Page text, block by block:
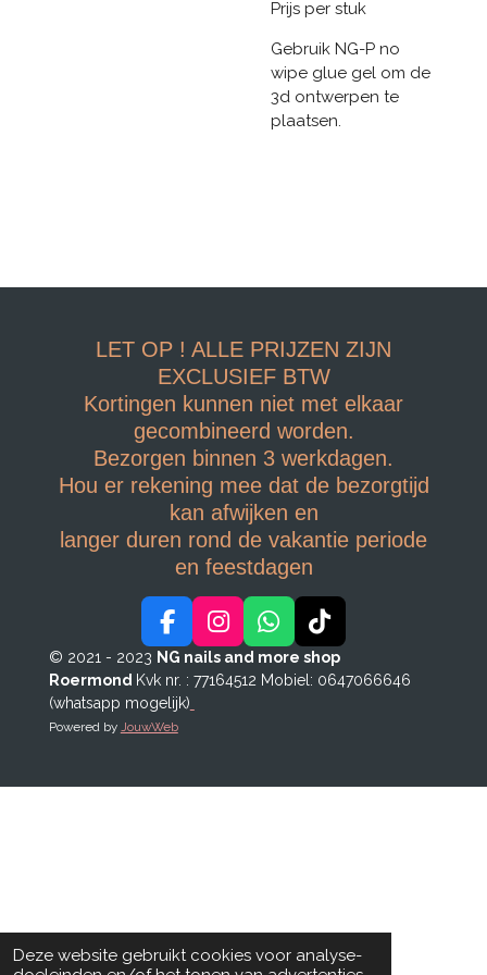
Deze website gebruikt cookies voor analyse-
Prijs per stuk
Gebruik NG-P no
wipe glue gel om de
3d ontwerpen te
plaatsen.
LET OP ! ALLE PRIJZEN ZIJN
EXCLUSIEF BTW
Kortingen kunnen niet met elkaar
gecombineerd worden.
Bezorgen binnen 3 werkdagen.
Hou er rekening mee dat de bezorgtijd
kan afwijken en
langer duren rond de vakantie periode
en feestdagen
F
a
c
e
b
I
n
s
W
h
a
T
i
k
© 2021 - 2023 NG nails and more shop
Roermond Kvk nr. : 77164512 Mobiel: 0647066646
(whatsapp mogelijk)
Powered by JouwWeb